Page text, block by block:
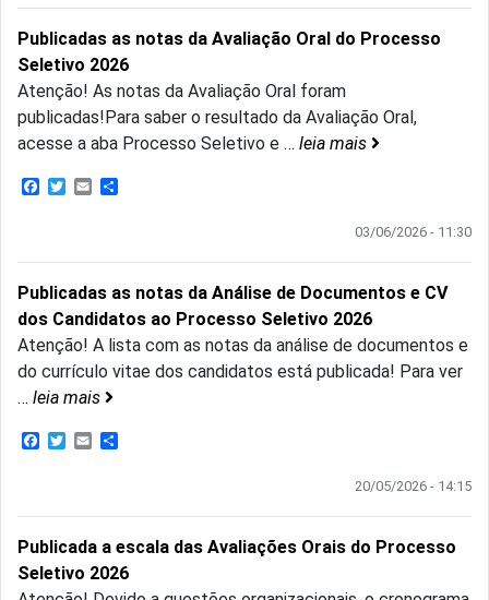
Publicadas as notas da Avaliação Oral do Processo
Seletivo 2026
Atenção! As notas da Avaliação Oral foram
publicadas!Para saber o resultado da Avaliação Oral,
acesse a aba Processo Seletivo e … leia mais
Facebook
Twitter
Email
03/06/2026 - 11:30
Publicadas as notas da Análise de Documentos e CV
dos Candidatos ao Processo Seletivo 2026
Atenção! A lista com as notas da análise de documentos e
do currículo vitae dos candidatos está publicada! Para ver
… leia mais
Facebook
Twitter
Email
20/05/2026 - 14:15
Publicada a escala das Avaliações Orais do Processo
Seletivo 2026